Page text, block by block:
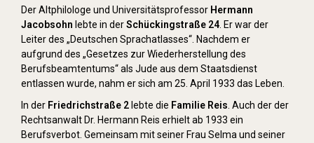
Der Altphilologe und Universitätsprofessor Hermann
Jacobsohn lebte in derSchückingstraße 24. Er war der
Leiter des „Deutschen Sprachatlasses“. Nachdem er
aufgrund des „Gesetzes zur Wiederherstellung des
Berufsbeamtentums“ als Jude aus dem Staatsdienst
entlassen wurde, nahm er sich am 25. April 1933 das Leben.
In der Friedrichstraße 2 lebte die Familie Reis. Auch der der
Rechtsanwalt Dr. Hermann Reis erhielt ab 1933 ein
Berufsverbot. Gemeinsam mit seiner Frau Selma und seiner